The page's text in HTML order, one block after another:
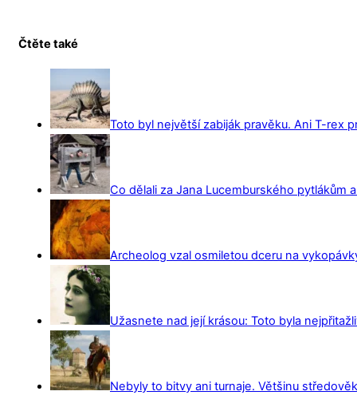
Čtěte také
Toto byl největší zabiják pravěku. Ani T-rex
Co dělali za Jana Lucemburského pytlákům
Archeolog vzal osmiletou dceru na
Užasnete nad její krásou: Toto byla
Nebyly to bitvy ani turnaje. Většinu